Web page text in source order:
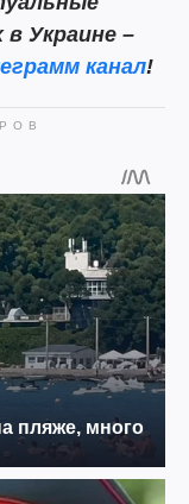
Украине –
канал!